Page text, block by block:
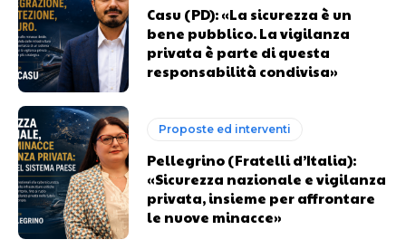
Casu (PD): «La sicurezza è un
bene pubblico. La vigilanza
privata è parte di questa
responsabilità condivisa»
Proposte ed interventi
Pellegrino (Fratelli d’Italia):
«Sicurezza nazionale e vigilanza
privata, insieme per affrontare
le nuove minacce»